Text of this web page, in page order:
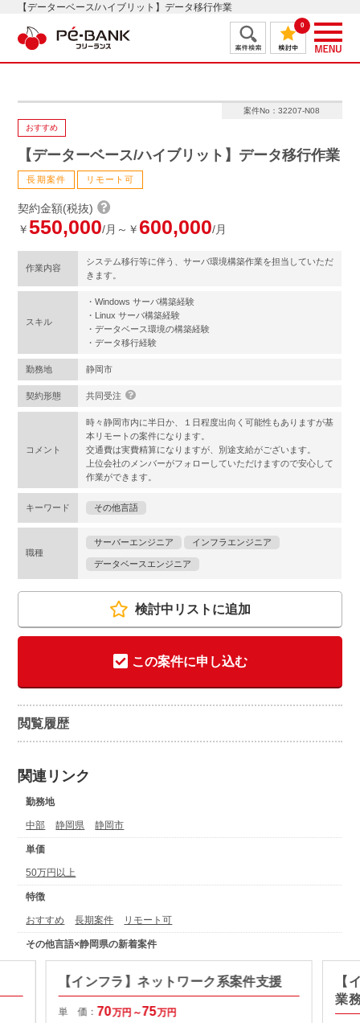
【データーベース/ハイブリット】データ移行作業
0
案件No：32207-N08
おすすめ
【データーベース/ハイブリット】データ移行作業
長期案件 リモート可
契約金額(税抜)
￥550,000/月～￥ 600,000/月
作業内容
システム移行等に伴う、サーバ環境構築作業を担当していただ
きます。
スキル
・Windows サーバ構築経験
・Linux サーバ構築経験
・データベース環境の構築経験
・データ移行経験
勤務地 静岡市
契約形態 共同受注
コメント
時々静岡市内に半日か、１日程度出向く可能性もありますが基
本リモートの案件になります。
交通費は実費精算になりますが、別途支給がございます。
上位会社のメンバーがフォローしていただけますので安心して
作業ができます。
キーワード その他言語
職種
サーバーエンジニア インフラエンジニア
データベースエンジニア
検討中リストに追加
この案件に申し込む
閲覧履歴
関連リンク
勤務地
中部 静岡県 静岡市
単価
50万円以上
特徴
おすすめ 長期案件 リモート可
その他言語×静岡県の新着案件
【インフラ】ネットワーク系案件支援
単 価： 70万円～75万円
【
業